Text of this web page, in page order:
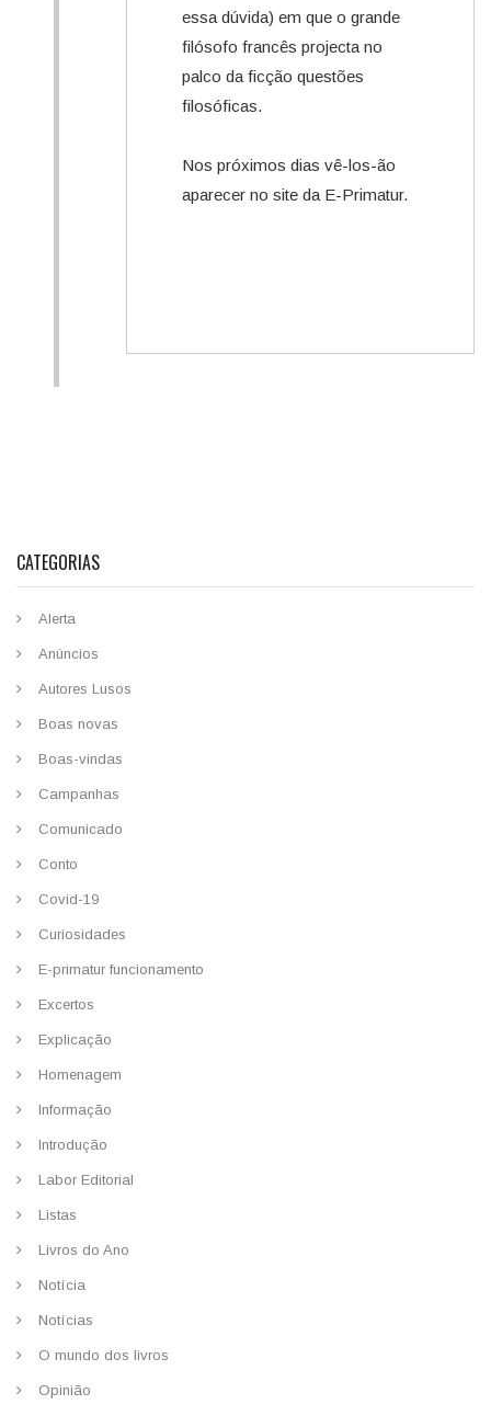
essa dúvida) em que o grande
filósofo francês projecta no
palco da ficção questões
filosóficas.
Nos próximos dias vê-los-ão
aparecer no site da E-Primatur.
CATEGORIAS
Alerta
Anúncios
Autores Lusos
Boas novas
Boas-vindas
Campanhas
Comunicado
Conto
Covid-19
Curiosidades
E-primatur funcionamento
Excertos
Explicação
Homenagem
Informação
Introdução
Labor Editorial
Listas
Livros do Ano
Notícia
Notícias
O mundo dos livros
Opinião